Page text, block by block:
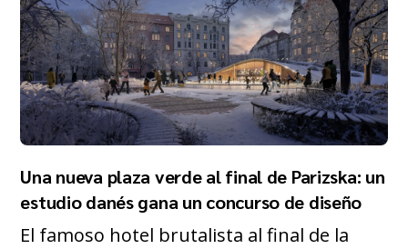
Una nueva plaza verde al final de Parizska: un
estudio danés gana un concurso de diseño
El famoso hotel brutalista al final de la